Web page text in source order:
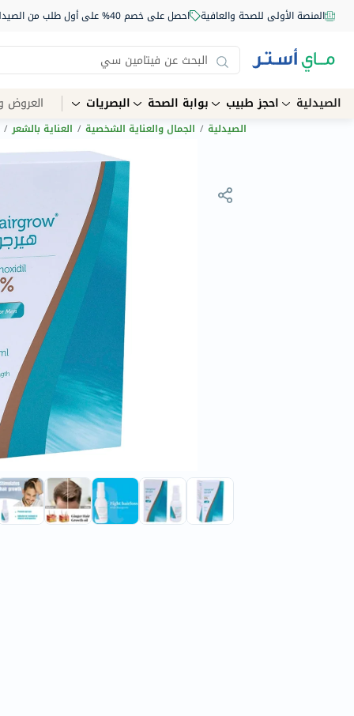
المنصة الأولى للصحة والعافية احصل على خصم 40% على أول طلب من الصيدلية أونلاين استخدم الكود: NEW40
الصيدلية احجز طبيب بوابة الصحة البصريات العروض
الصيدلية / الجمال والعناية الشخصية / العناية بالشعر /